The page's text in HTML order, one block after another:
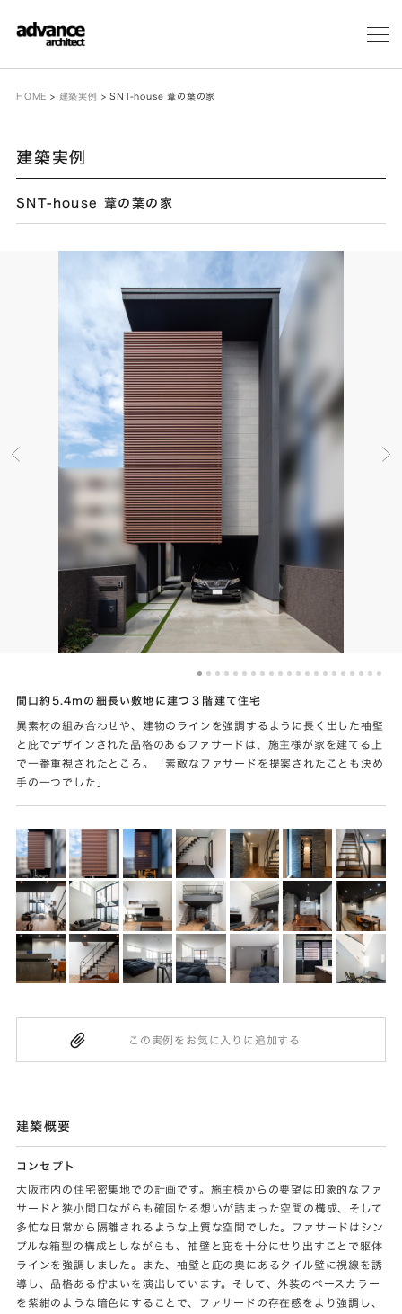
メ
HOME > 建築実例 >SNT-house 葦の葉の家
建築実例
SNT-house 葦の葉の家
間口約5.4ｍの細長い敷地に建つ３階建て住宅
異素材の組み合わせや、建物のラインを強調するように長く出した袖壁
と庇でデザインされた品格のあるファサードは、施主様が家を建てる上
で一番重視されたところ。「素敵なファサードを提案されたことも決め
手の一つでした」
建築概要
コンセプト
大阪市内の住宅密集地での計画です。施主様からの要望は印象的なファ
サードと狭小間口ながらも確固たる想いが詰まった空間の構成、そして
多忙な日常から隔離されるような上質な空間でした。ファサードはシン
プルな箱型の構成としながらも、袖壁と庇を十分にせり出すことで躯体
ラインを強調しました。また、袖壁と庇の奥にあるタイル壁に視線を誘
導し、品格ある佇まいを演出しています。そして、外装のベースカラー
を紫紺のような暗色にすることで、ファサードの存在感をより強調し、